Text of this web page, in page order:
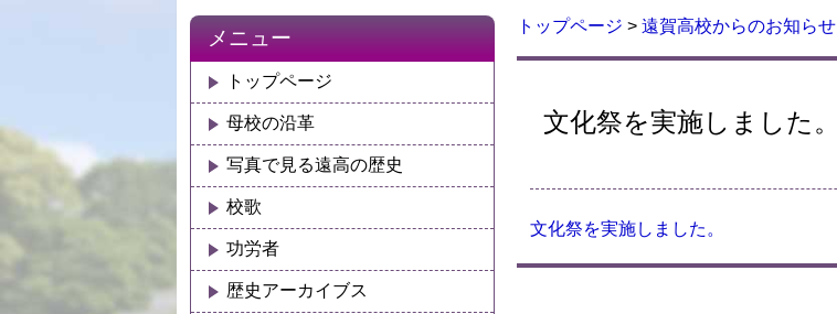
トップページ > 遠賀高校からのお知らせ
文化祭を実施しました。
文化祭を実施しました。
メニュー
トップページ
母校の沿革
写真で見る遠高の歴史
校歌
功労者
歴史アーカイブス